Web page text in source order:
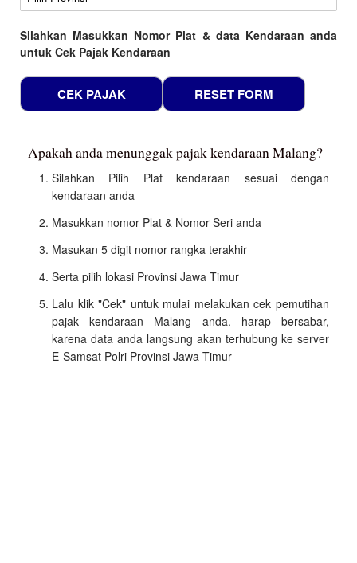
Silahkan Masukkan Nomor Plat & data Kendaraan anda
untuk Cek Pajak Kendaraan
Apakah anda menunggak pajak kendaraan Malang?
Silahkan Pilih Plat kendaraan sesuai dengan
kendaraan anda
Masukkan nomor Plat & Nomor Seri anda
Masukan 5 digit nomor rangka terakhir
Serta pilih lokasi Provinsi Jawa Timur
Lalu klik "Cek" untuk mulai melakukan cek pemutihan
pajak kendaraan Malang anda. harap bersabar,
karena data anda langsung akan terhubung ke server
E-Samsat Polri Provinsi Jawa Timur